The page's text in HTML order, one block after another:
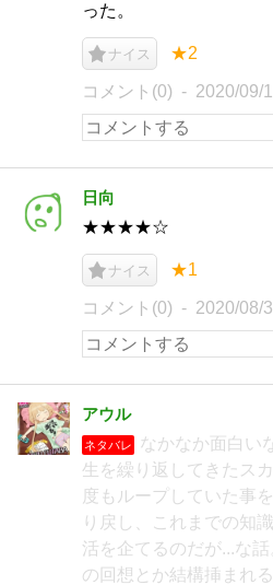
った。
ナイス ★2
コメント(0) 2020/09/
日向
★★★★☆
ナイス ★1
コメント(0) 2020/08/
アウル
ネタバレ
なかなか面白い
生を繰り返してきたス
度もループしていた事
り戻し、これまでの知
活を企てるのだが...な
の回想とか結構挿まれ